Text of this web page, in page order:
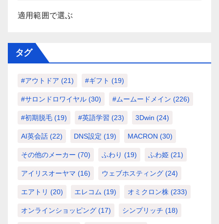
適用範囲で選ぶ
タグ
#アウトドア (21) #ギフト (19)
#サロンドロワイヤル (30) #ムームードメイン (226)
#初期脱毛 (19) #英語学習 (23) 3Dwin (24)
AI英会話 (22) DNS設定 (19) MACRON (30)
その他のメーカー (70) ふわり (19) ふわ姫 (21)
アイリスオーヤマ (16) ウェブホスティング (24)
エアトリ (20) エレコム (19) オミクロン株 (233)
オンラインショッピング (17) シンプリッチ (18)